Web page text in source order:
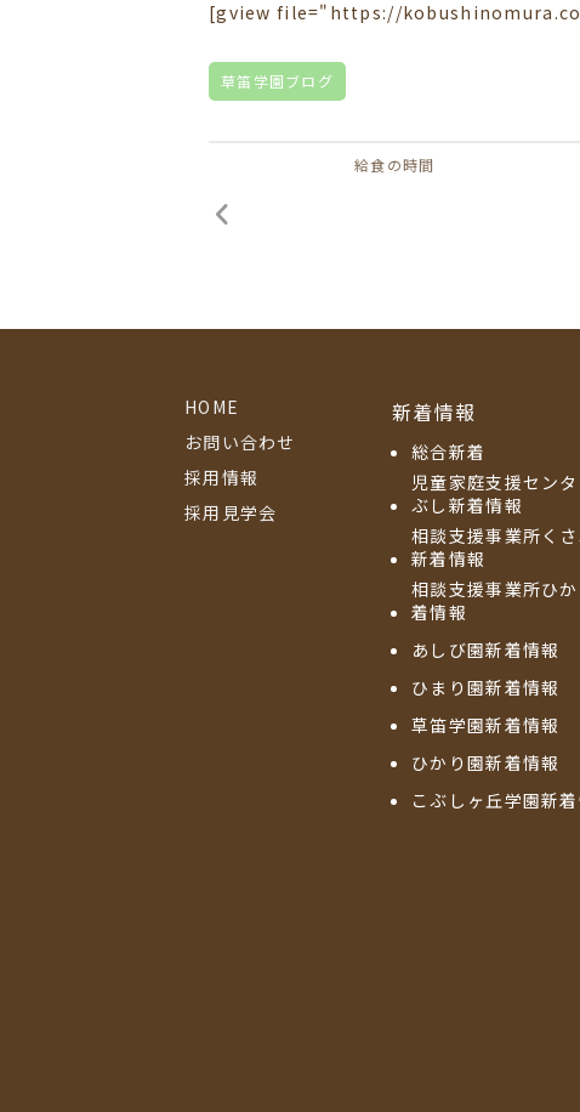
[gview file="https://
草笛学園ブログ
給食の時間
HOME
お問い合わせ
採用情報
採用見学会
新着情報
総合新着
児童家庭支援セン
ぶし新着情報
相談支援事業所く
新着情報
相談支援事業所ひ
着情報
あしび園新着情報
ひまり園新着情報
草笛学園新着情報
ひかり園新着情報
こぶしヶ丘学園新